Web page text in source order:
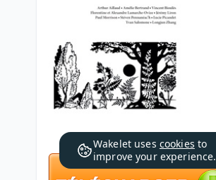
Wakelet uses cookies to
improve your experience.